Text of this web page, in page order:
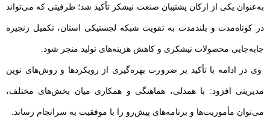
به‌عنوان یکی از ارکان پشتیبان صنعت نیشکر تأکید شد؛ ظرفیتی که می‌تواند
در کوتاه‌مدت و بلندمدت به تقویت شبکه لجستیکی استان، تکمیل زنجیره
جابه‌جایی محصولات نیشکری و کاهش هزینه‌های تولید منجر شود.
وی در ادامه با تأکید بر ضرورت بهره‌گیری از رویکردها و روش‌های نوین
مدیریتی افزود: با همدلی، هماهنگی و همکاری میان بخش‌های مختلف،
می‌توان مأموریت‌ها و برنامه‌های پیش‌رو را با موفقیت به سرانجام رساند.